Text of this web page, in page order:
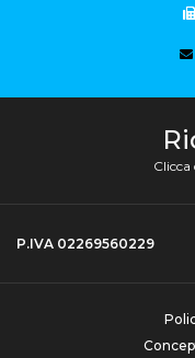
P.IVA 02269560229